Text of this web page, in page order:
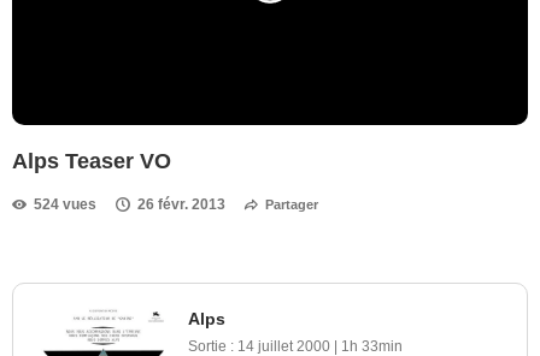
Alps Teaser VO
524 vues 26 févr. 2013 Partager
Alps
Sortie : 14 juillet 2000 | 1h 33min